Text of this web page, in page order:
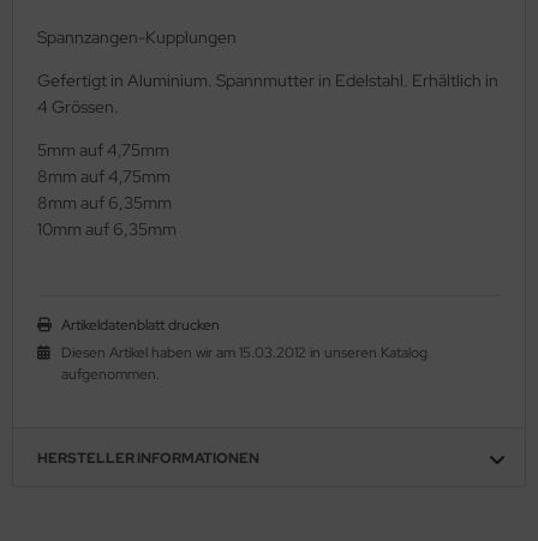
Spannzangen-Kupplungen
Gefertigt in Aluminium. Spannmutter in Edelstahl. Erhältlich in
4 Grössen.
5mm auf 4,75mm
8mm auf 4,75mm
8mm auf 6,35mm
10mm auf 6,35mm
Artikeldatenblatt drucken
Diesen Artikel haben wir am 15.03.2012 in unseren Katalog
aufgenommen.
HERSTELLER INFORMATIONEN